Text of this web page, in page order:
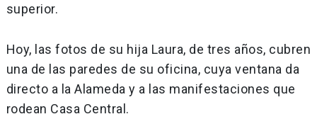
superior.
Hoy, las fotos de su hija Laura, de tres años, cubren
una de las paredes de su oficina, cuya ventana da
directo a la Alameda y a las manifestaciones que
rodean Casa Central.